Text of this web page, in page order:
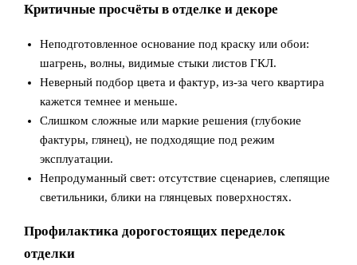
Критичные просчёты в отделке и декоре
Неподготовленное основание под краску или обои:
шагрень, волны, видимые стыки листов ГКЛ.
Неверный подбор цвета и фактур, из-за чего квартира
кажется темнее и меньше.
Слишком сложные или маркие решения (глубокие
фактуры, глянец), не подходящие под режим
эксплуатации.
Непродуманный свет: отсутствие сценариев, слепящие
светильники, блики на глянцевых поверхностях.
Профилактика дорогостоящих переделок
отделки